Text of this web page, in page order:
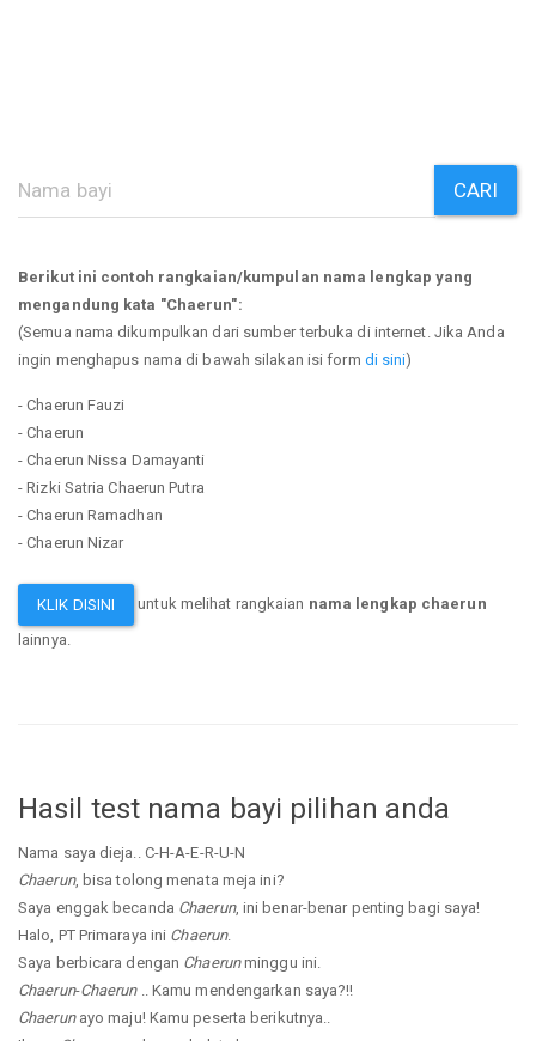
CARI
Berikut ini contoh rangkaian/kumpulan nama lengkap yang
mengandung kata "Chaerun":
(Semua nama dikumpulkan dari sumber terbuka di internet. Jika Anda
ingin menghapus nama di bawah silakan isi form di sini)
- Chaerun Fauzi
- Chaerun
- Chaerun Nissa Damayanti
- Rizki Satria Chaerun Putra
- Chaerun Ramadhan
- Chaerun Nizar
KLIK DISINI untuk melihat rangkaian nama lengkap chaerun
lainnya.
Hasil test nama bayi pilihan anda
Nama saya dieja.. C-H-A-E-R-U-N
Chaerun, bisa tolong menata meja ini?
Saya enggak becanda Chaerun, ini benar-benar penting bagi saya!
Halo, PT Primaraya ini Chaerun.
Saya berbicara dengan Chaerunminggu ini.
Chaerun-Chaerun.. Kamu mendengarkan saya?!!
Chaerunayo maju! Kamu peserta berikutnya..